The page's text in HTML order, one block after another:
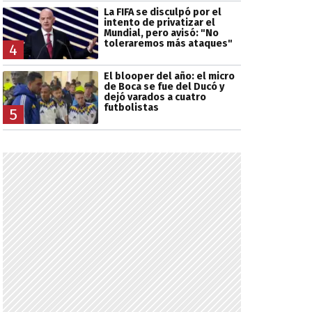
4
La FIFA se disculpó por el
intento de privatizar el
Mundial, pero avisó: "No
toleraremos más ataques"
5
El blooper del año: el micro
de Boca se fue del Ducó y
dejó varados a cuatro
futbolistas